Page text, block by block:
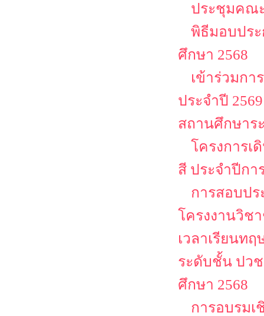
ประชุมคณ
พิธีมอบประ
ศึกษา 2568
เข้าร่วมกา
ประจำปี
สถานศึกษาร
โครงการเ
สี ประจำปีกา
การสอบปร
โครงงานวิช
เวลาเรียนท
ระดับชั้น ปว
ศึกษา 2568
การอบรม